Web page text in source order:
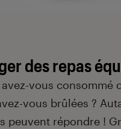
des repas
vous consommé
vous brûlées ?
peuvent répondre !